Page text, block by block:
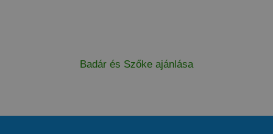
Badár és Szőke ajánlása